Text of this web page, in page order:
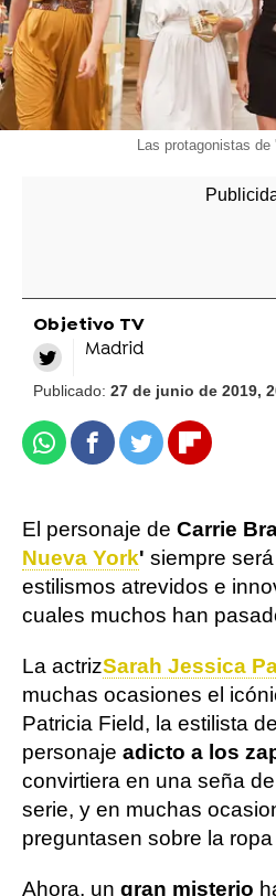
Las protagonistas
Objetivo TV
Madrid
Publicado: 27 de junio de 2019,
WhatsappFacebook
TwitterFlipboard
El personaje de Carrie
Nueva York' siempre
estilismos atrevidos e
cuales muchos han
La actrizSarah Jessica
muchas ocasiones el
Patricia Field, la estilista
personaje adicto a los
convirtiera en una seña
serie, y en muchas
preguntasen sobre la
Ahora, un gran misterio